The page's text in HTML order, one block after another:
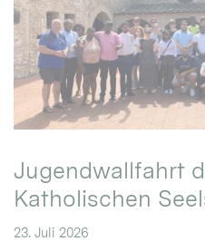
Jugendwallfahrt
Katholischen
23. Juli 2026